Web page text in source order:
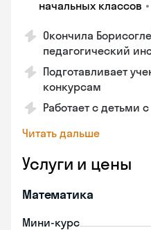
начальных классов •
Окончила
педагогический
Подготавливает
конкурсам
Работает с детьми
Читать дальше
Услуги и цены
Математика
Мини-курс